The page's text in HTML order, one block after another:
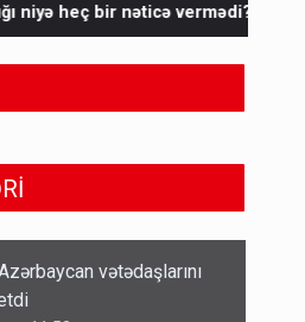
Sabah 39 dərəcə isti
diasporun
məhv etdi - FOTOLAR